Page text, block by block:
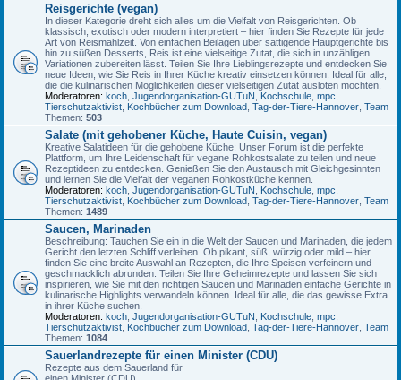
Reisgerichte (vegan)
In dieser Kategorie dreht sich alles um die Vielfalt von Reisgerichten. Ob
klassisch, exotisch oder modern interpretiert – hier finden Sie Rezepte für jede
Art von Reismahlzeit. Von einfachen Beilagen über sättigende Hauptgerichte bis
hin zu süßen Desserts, Reis ist eine vielseitige Zutat, die sich in unzähligen
Variationen zubereiten lässt. Teilen Sie Ihre Lieblingsrezepte und entdecken Sie
neue Ideen, wie Sie Reis in Ihrer Küche kreativ einsetzen können. Ideal für alle,
die die kulinarischen Möglichkeiten dieser vielseitigen Zutat ausloten möchten.
Moderatoren: koch Jugendorganisation-GUTuN Kochschule mpc
Tierschutzaktivist Kochbücher zum Download Tag-der-Tiere-Hannover Team
Themen: 503
Salate (mit gehobener Küche, Haute Cuisin, vegan)
Kreative Salatideen für die gehobene Küche: Unser Forum ist die perfekte
Plattform, um Ihre Leidenschaft für vegane Rohkostsalate zu teilen und neue
Rezeptideen zu entdecken. Genießen Sie den Austausch mit Gleichgesinnten
und lernen Sie die Vielfalt der veganen Rohkostküche kennen.
Moderatoren: koch Jugendorganisation-GUTuN Kochschule mpc
Tierschutzaktivist Kochbücher zum Download Tag-der-Tiere-Hannover Team
Themen: 1489
Saucen, Marinaden
Beschreibung: Tauchen Sie ein in die Welt der Saucen und Marinaden, die jedem
Gericht den letzten Schliff verleihen. Ob pikant, süß, würzig oder mild – hier
finden Sie eine breite Auswahl an Rezepten, die Ihre Speisen verfeinern und
geschmacklich abrunden. Teilen Sie Ihre Geheimrezepte und lassen Sie sich
inspirieren, wie Sie mit den richtigen Saucen und Marinaden einfache Gerichte in
kulinarische Highlights verwandeln können. Ideal für alle, die das gewisse Extra
in ihrer Küche suchen.
Moderatoren: koch Jugendorganisation-GUTuN Kochschule mpc
Tierschutzaktivist Kochbücher zum Download Tag-der-Tiere-Hannover Team
Themen: 1084
Sauerlandrezepte für einen Minister (CDU)
Rezepte aus dem Sauerland für